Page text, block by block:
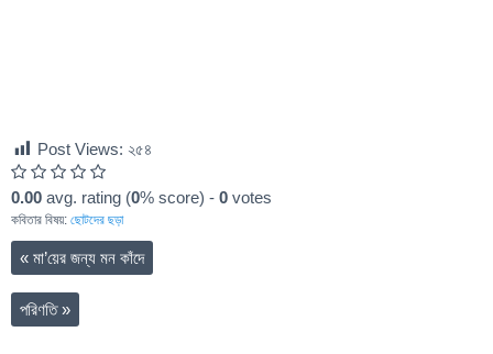
Post Views: ২৫৪
0.00 avg. rating (0% score) - 0 votes
কবিতার বিষয়: ছোটদের ছড়া
« মা’য়ের জন্য মন কাঁদে
পরিণতি»